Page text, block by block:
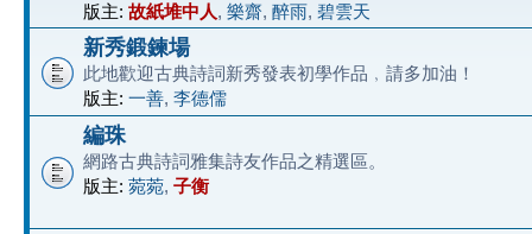
版主: 故紙堆中人, 樂齋, 醉雨, 碧雲天
新秀鍛鍊場
此地歡迎古典詩詞新秀發表初學作品﹐請多加油！
版主: 一善, 李德儒
編珠
網路古典詩詞雅集詩友作品之精選區。
版主: 菀菀, 子衡